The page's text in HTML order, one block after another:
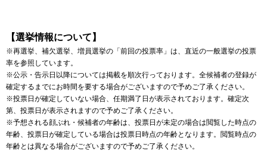
【選挙情報について】
※再選挙、補欠選挙、増員選挙の「前回の投票率」は、直近の一般選挙の投票
率を参照しています。
※公示・告示日以降については掲載を順次行っております。全候補者の登録が
確定するまでにお時間を要する場合がございますので予めご了承ください。
※投票日が確定していない場合、任期満了日が表示されております。確定次
第、投票日が表示されますので予めご了承ください。
※予想される顔ぶれ・候補者の年齢は、投票日が未定の場合は閲覧した時点の
年齢、投票日が確定している場合は投票日時点の年齢となります。閲覧時点の
年齢とは異なる場合がございますので予めご了承ください。